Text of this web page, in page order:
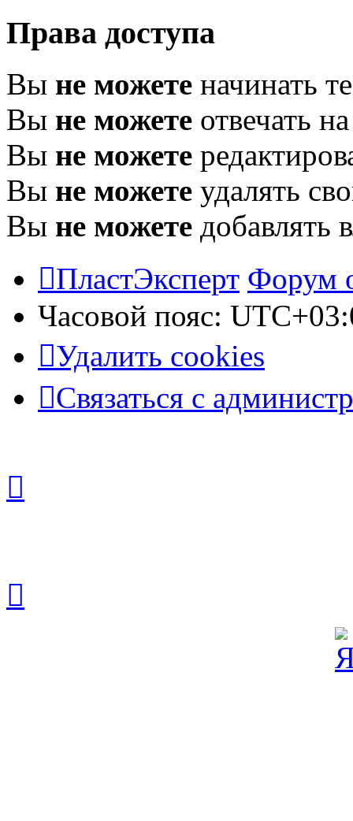
Права доступа
Вы не можете начинать
Вы не можете отвечать
Вы не можете
Вы не можете удалять
Вы не можете добавлять
ПластЭксперт Форум
Часовой пояс:
Удалить cookies
Связаться с